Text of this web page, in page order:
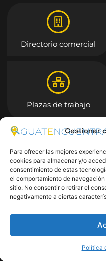
Gestionar
Para ofrecer las mejores
cookies para almacenar y/o
consentimiento de estas
el comportamiento de
sitio. No consentir o retirar el
negativamente a ciertas
Política
Directorio comercial
Plazas de trabajo